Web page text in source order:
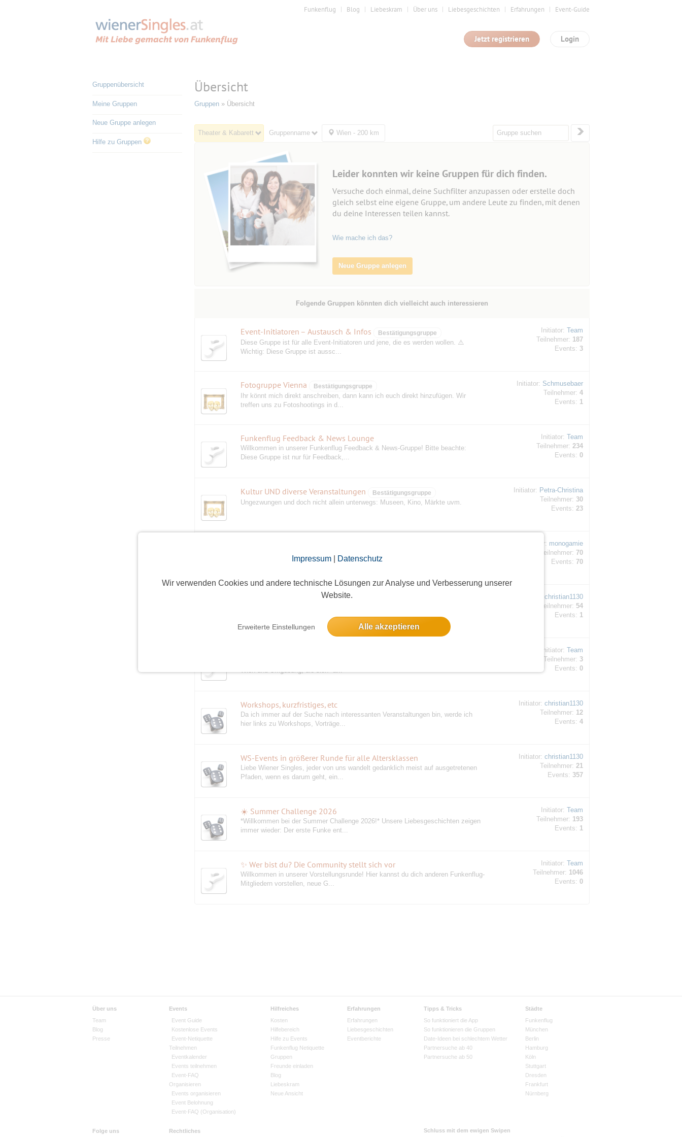
Impressum| Datenschutz
Wir verwenden Cookies und andere technische Lösungen zur Analyse und Verbesserung unserer
Website.
Erweiterte Einstellungen Alle akzeptieren
Funkenflug Blog Liebeskram Über uns Liebesgeschichten Erfahrungen Event-Guide
Login
Jetzt registrieren
Gruppenübersicht
Meine Gruppen
Neue Gruppe anlegen
Hilfe zu Gruppen
Übersicht
Gruppen» Übersicht
Theater & Kabarett Gruppenname Wien - 200 km
Leider konnten wir keine Gruppen für dich finden.
Versuche doch einmal, deine Suchfilter anzupassen oder erstelle doch
gleich selbst eine eigene Gruppe, um andere Leute zu finden, mit denen
du deine Interessen teilen kannst.
Wie mache ich das?
Neue Gruppe anlegen
Folgende Gruppen könnten dich vielleicht auch interessieren
Event-Initiatoren – Austausch & Infos Bestätigungsgruppe
Diese Gruppe ist für alle Event-Initiatoren und jene, die es werden wollen. ⚠️
Wichtig: Diese Gruppe ist aussc...
Initiator: Team
Teilnehmer: 187
Events: 3
Fotogruppe Vienna Bestätigungsgruppe
Ihr könnt mich direkt anschreiben, dann kann ich euch direkt hinzufügen. Wir
treffen uns zu Fotoshootings in d...
Initiator: Schmusebaer
Teilnehmer: 4
Events: 1
Funkenflug Feedback & News Lounge
Willkommen in unserer Funkenflug Feedback & News-Gruppe! Bitte beachte:
Diese Gruppe ist nur für Feedback,...
Initiator: Team
Teilnehmer: 234
Events: 0
Kultur UND diverse Veranstaltungen Bestätigungsgruppe
Ungezwungen und doch nicht allein unterwegs: Museen, Kino, Märkte uvm.
Initiator: Petra-Christina
Teilnehmer: 30
Events: 23
Die Gelegenheit tolle Leute kennenzulernen. Einfach Event reinstellen, Restaurant,
Picknick, etc. Bis bald!
Initiator: monogamie
Teilnehmer: 70
Events: 70
Gruppe ist Kommunikation unter uns ...
christian1130
Teilnehmer: 54
Events: 1
Wien und Umgebung, die sich *a...
Initiator: Team
Teilnehmer: 3
Events: 0
Workshops, kurzfristiges, etc
Da ich immer auf der Suche nach interessanten Veranstaltungen bin, werde ich
hier links zu Workshops, Vorträge...
Initiator: christian1130
Teilnehmer: 12
Events: 4
WS-Events in größerer Runde für alle Altersklassen
Liebe Wiener Singles, jeder von uns wandelt gedanklich meist auf ausgetretenen
Pfaden, wenn es darum geht, ein...
Initiator: christian1130
Teilnehmer: 21
Events: 357
☀️ Summer Challenge 2026
️*Willkommen bei der Summer Challenge 2026!* Unsere Liebesgeschichten zeigen
immer wieder: Der erste Funke ent...
Initiator: Team
Teilnehmer: 193
Events: 1
✨ Wer bist du? Die Community stellt sich vor
Willkommen in unserer Vorstellungsrunde! Hier kannst du dich anderen Funkenflug-
Mitgliedern vorstellen, neue G...
Initiator: Team
Teilnehmer: 1046
Events: 0
Über uns
Team
Blog
Presse
Events
Event Guide
Kostenlose Events
Event-Netiquette
Teilnehmen
Eventkalender
Events teilnehmen
Event-FAQ
Organisieren
Events organisieren
Event Belohnung
Event-FAQ (Organisation)
Hilfreiches
Kosten
Hilfebereich
Hilfe zu Events
Funkenflug Netiquette
Gruppen
Freunde einladen
Blog
Liebeskram
Neue Ansicht
Erfahrungen
Erfahrungen
Liebesgeschichten
Eventberichte
Tipps & Tricks
So funktioniert die App
So funktionieren die Gruppen
Date-Ideen bei schlechtem Wetter
Partnersuche ab 40
Partnersuche ab 50
Städte
Funkenflug
München
Berlin
Hamburg
Köln
Stuttgart
Dresden
Frankfurt
Nürnberg
Folge uns Rechtliches
Schluss mit dem ewigen Swipen